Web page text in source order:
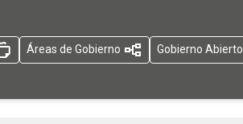
Áreas de Gobierno Gobierno Abierto